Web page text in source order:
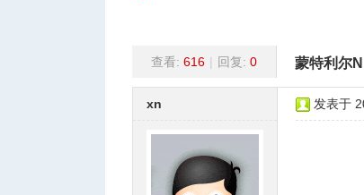
» › ›
查看: 616 | 回复: 0 蒙特利尔
xn 发表于